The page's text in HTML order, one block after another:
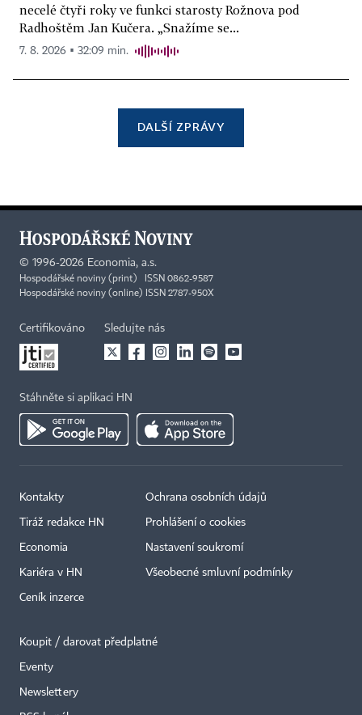
necelé čtyři roky ve funkci starosty Rožnova pod
Radhoštěm Jan Kučera. „Snažíme se...
7. 8. 2026 ▪ 32:09 min.
DALŠÍ ZPRÁVY
© 1996-2026 Economia, a.s.
Hospodářské noviny (print) ISSN 0862-9587
Hospodářské noviny (online) ISSN 2787-950X
Certifikováno Sledujte nás
Stáhněte si aplikaci HN
Kontakty
Tiráž redakce HN
Economia
Kariéra v HN
Ceník inzerce
Ochrana osobních údajů
Prohlášení o cookies
Nastavení soukromí
Všeobecné smluvní podmínky
Koupit / darovat předplatné
Eventy
Newslettery